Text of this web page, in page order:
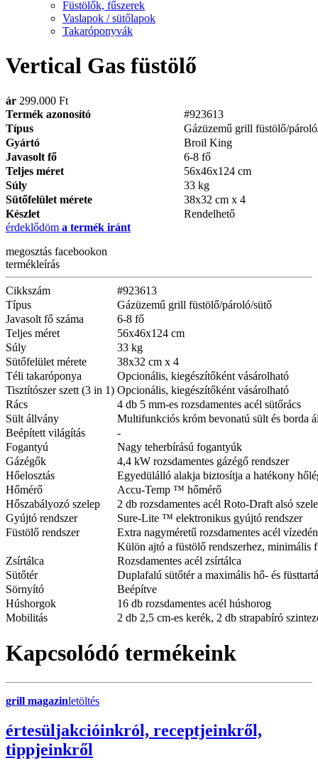
Füstölők, fűszerek
Vaslapok / sütőlapok
Takaróponyvák
Vertical Gas füstölő
ár 299.000 Ft
Termék azonosító
#923613
Típus
Gázüzemű grill füstölő/
Gyártó
Broil King
Javasolt fő
6-8 fő
Teljes méret
56x46x124 cm
Súly
33 kg
Sütőfelület mérete
38x32 cm x 4
Készlet
Rendelhető
érdeklődöm a termék iránt
megosztás facebookon
termékleírás
Cikkszám
#923613
Típus
Gázüzemű grill füstölő/pároló/sütő
Javasolt fő száma
6-8 fő
Teljes méret
56x46x124 cm
Súly
33 kg
Sütőfelület mérete
38x32 cm x 4
Téli takaróponya
Opcionális, kiegészítőként vásárolható
Tisztítószer szett (3 in 1) Opcionális, kiegészítőként vásárolható
Rács
4 db 5 mm-es rozsdamentes acél sütőrács
Sült állvány
Multifunkciós króm bevonatú sült és borda
Beépített világítás
-
Fogantyú
Nagy teherbírású fogantyúk
Gázégők
4,4 kW rozsdamentes gázégő rendszer
Hőelosztás
Egyedülálló alakja biztosítja a hatékony
Hőmérő
Accu-Temp ™ hőmérő
Hőszabályozó szelep
2 db rozsdamentes acél Roto-Draft alsó
Gyújtó rendszer
Sure-Lite ™ elektronikus gyújtó rendszer
Füstölő rendszer
Extra nagyméretű rozsdamentes acél
Külön ajtó a füstölő rendszerhez, minimális
Zsírtálca
Rozsdamentes acél zsírtálca
Sütőtér
Duplafalú sütőtér a maximális hő- és
Sörnyító
Beépítve
Húshorgok
16 db rozsdamentes acél húshorog
Mobilitás
2 db 2,5 cm-es kerék, 2 db strapabíró
Kapcsolódó termékeink
grill magazinletöltés
értesüljakcióinkról, receptjeinkről,
tippjeinkről